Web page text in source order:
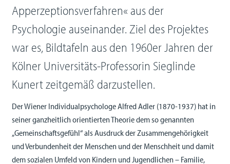
Apperzeptionsverfahren« aus der
Psychologie auseinander. Ziel des Projektes
war es, Bildtafeln aus den 1960er Jahren der
Kölner Universitäts-Professorin Sieglinde
Kunert zeitgemäß darzustellen.
Der Wiener Individualpsychologe Alfred Adler (1870-1937) hat in
seiner ganzheitlich orientierten Theorie dem so genannten
„Gemeinschaftsgefühl“ als Ausdruck der Zusammengehörigkeit
und Verbundenheit der Menschen und der Menschheit und damit
dem sozialen Umfeld von Kindern und Jugendlichen – Familie,